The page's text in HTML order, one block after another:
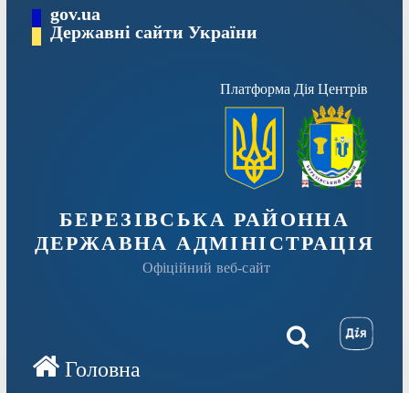
Перейтиgov.ua
Державні сайти України
Платформа Дія Центрів
БЕРЕЗІВСЬКА РАЙОННА
ДЕРЖАВНА АДМІНІСТРАЦІЯ
Офіційний веб-сайт